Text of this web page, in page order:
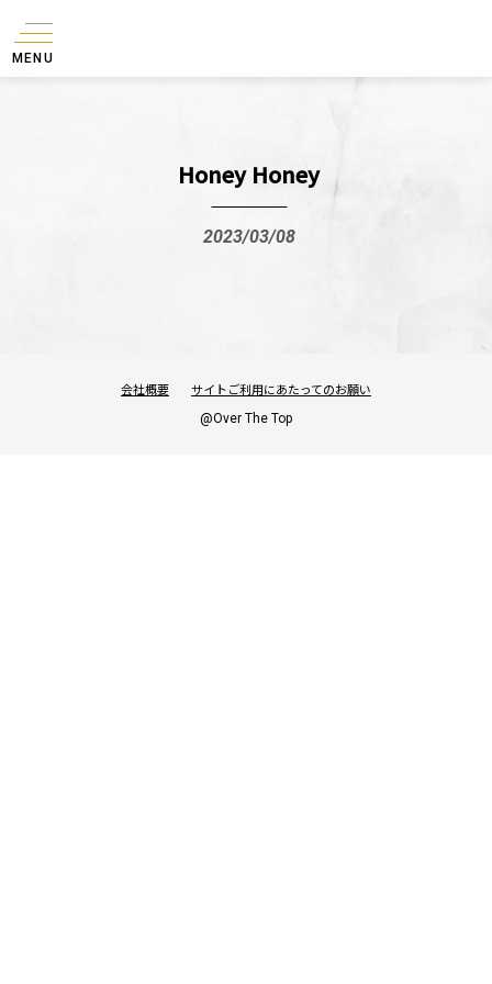
MENU
Honey Honey
2023/03/08
会社概要 サイトご利用にあたってのお願い
@Over The Top